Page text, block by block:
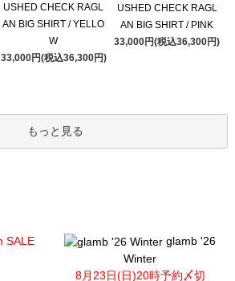
USHED CHECK RAGL
AN BIG SHIRT / YELLO
W
33,000円(税込36,300円)
USHED CHECK RAGL
AN BIG SHIRT / PINK
33,000円(税込36,300円)
もっと見る
SALE
glamb '26
Winter
8月23日(日)20時予約〆切